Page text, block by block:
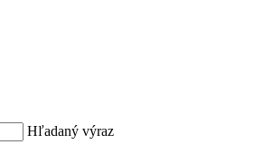
Hľadaný výraz